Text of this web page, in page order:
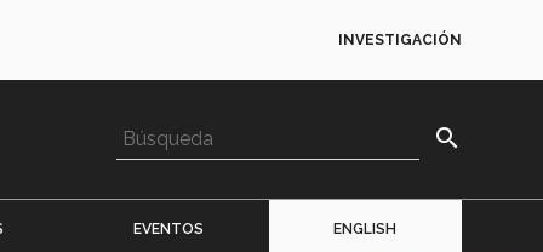
INVESTIGACIÓN
search
EVENTOS ENGLISH